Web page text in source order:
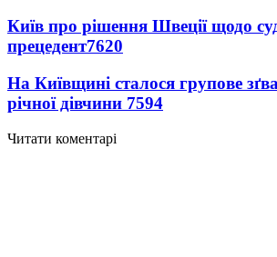
Київ про рішення Швеції щодо
прецедент7620
На Київщині сталося групове
річної дівчини 7594
Читати коментарі